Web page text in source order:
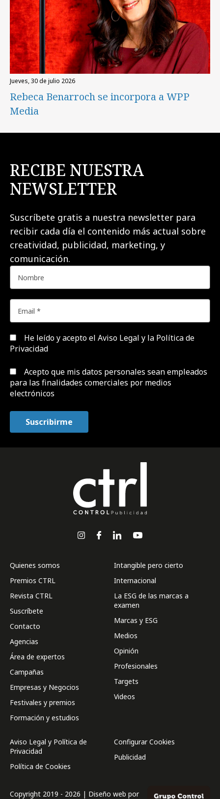
jueves, 30 de julio 2026
Rebeca Benarroch se incorpora a WPP
Media
RECIBE NUESTRA
NEWSLETTER
Suscríbete gratis a nuestra newsletter para
recibir cada día el contenido más actual sobre
creatividad, publicidad, marketing, y
comunicación.
He leído y acepto el Aviso Legal y la Política de
Privacidad
Acepto que mis datos personales sean empleados
para las finalidades comerciales por medios
electrónicos
Quienes somos
Premios CTRL
Revista CTRL
Suscríbete
Contacto
Agencias
Área de expertos
Campañas
Empresas y Negocios
Festivales y premios
Formación y estudios
Intangible pero cierto
Internacional
La ESG de las marcas a
examen
Marcas y ESG
Medios
Opinión
Profesionales
Targets
Videos
Aviso Legal y Política de
Privacidad
Política de Cookies
Configurar Cookies
Publicidad
Copyright 2019 - 2026 | Diseño web por